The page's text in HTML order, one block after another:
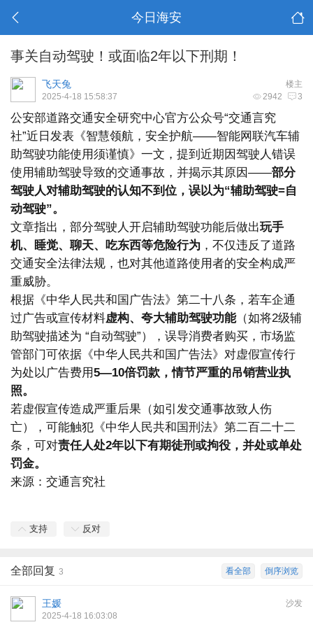
今日海安
事关自动驾驶！或面临2年以下刑期！
楼主
飞天兔
2942 3
2025-4-18 15:58:37
公安部道路交通安全研究中心官方公众号“交通言究
社”近日发表《智慧领航，安全护航——智能网联汽车辅
助驾驶功能使用须谨慎》一文，提到近期因驾驶人错误
使用辅助驾驶导致的交通事故，并揭示其原因——部分
驾驶人对辅助驾驶的认知不到位，误以为“辅助驾驶=自
动驾驶”。
文章指出，部分驾驶人开启辅助驾驶功能后做出玩手
机、睡觉、聊天、吃东西等危险行为 ，不仅违反了道路
交通安全法律法规，也对其他道路使用者的安全构成严
重威胁。
根据《中华人民共和国广告法》第二十八条，若车企通
过广告或宣传材料虚构、夸大辅助驾驶功能（如将2级辅
助驾驶描述为 “自动驾驶”），误导消费者购买，市场监
管部门可依据《中华人民共和国广告法》对虚假宣传行
为处以广告费用5—10倍罚款 ，情节严重的吊销营业执
照。
若虚假宣传造成严重后果（如引发交通事故致人伤
亡），可能触犯《中华人民共和国刑法》第二百二十二
条，可对责任人处2年以下有期徒刑或拘役，并处或单处
罚金。
来源：交通言究社
支持 反对
倒序浏览
看全部
全部回复 3
沙发
王媛
2025-4-18 16:03:08